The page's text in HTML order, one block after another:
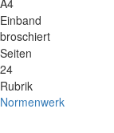
A4
Einband
broschiert
Seiten
24
Rubrik
Normenwerk